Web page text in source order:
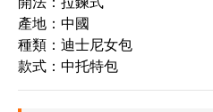
產地：中國
種類：迪士尼女包
款式：中托特包